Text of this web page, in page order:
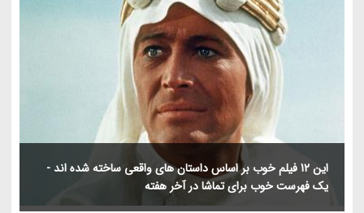
این 12 فیلم خوب بر اساس داستان های واقعی ساخته شده اند -
یک فهرست خوب برای تماشا در آخر هفته